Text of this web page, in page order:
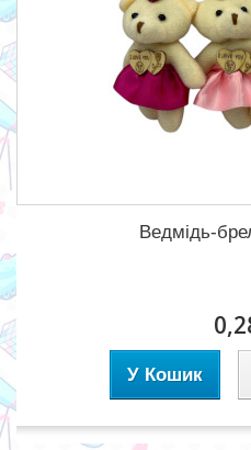
Ведмідь-
У Кошик